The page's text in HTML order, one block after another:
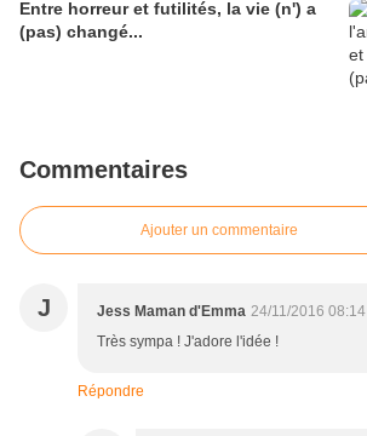
Entre horreur et futilités, la vie (n') a
(pas) changé...
Commentaires
Ajouter un commentaire
J Jess Maman d'Emma 24/11/2016 08:14
Très sympa ! J'adore l'idée !
Répondre